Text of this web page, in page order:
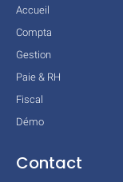
Accueil
Compta
Gestion
Paie & RH
Fiscal
Démo
Contact